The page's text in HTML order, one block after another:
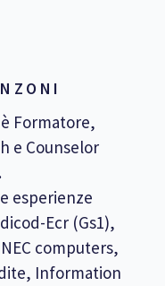
Formatore,
e Counselor
esperienze
Ecr (Gs1),
computers,
Information